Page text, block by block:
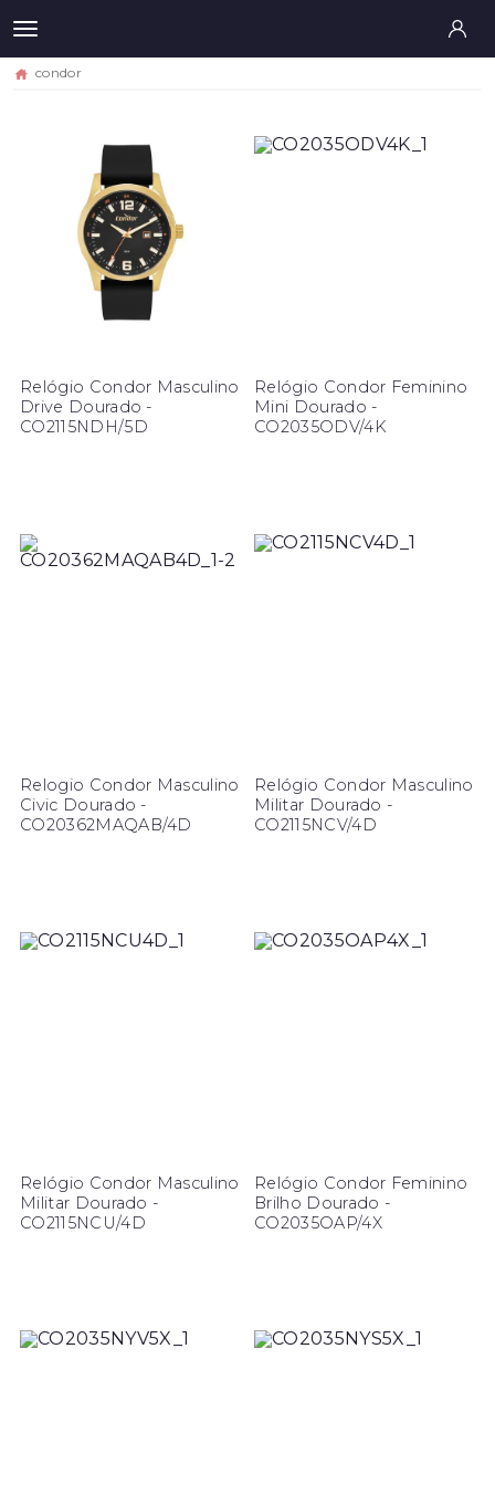
condor
Relógio Condor Masculino
Drive Dourado -
CO2115NDH/5D
Relógio Condor Feminino
Mini Dourado -
CO2035ODV/4K
Relogio Condor Masculino
Civic Dourado -
CO20362MAQAB/4D
Relógio Condor Masculino
Militar Dourado -
CO2115NCV/4D
Relógio Condor Masculino
Militar Dourado -
CO2115NCU/4D
Relógio Condor Feminino
Brilho Dourado -
CO2035OAP/4X